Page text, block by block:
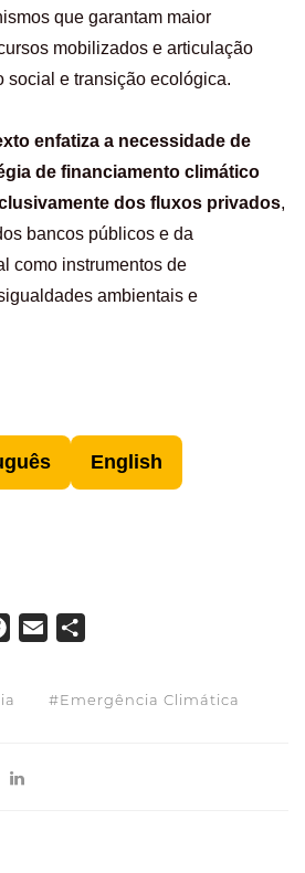
que garantam maior
mobilizados e articulação
social e transição ecológica.
enfatiza a necessidade de
de financiamento climático
dos fluxos privados,
bancos públicos e da
como instrumentos de
ambientais e
English
Facebook
Email
Emergência Climática